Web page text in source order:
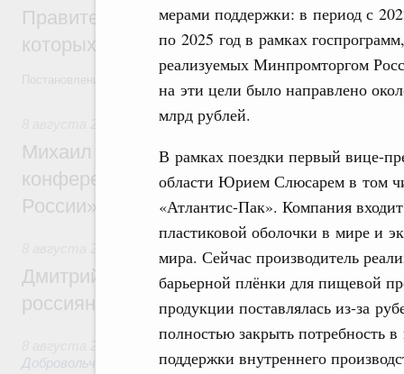
мерами поддержки: в период с
по 2025 год в рамках госпрограмм,
реализуемых Минпромторгом
на эти цели было направлено
млрд рублей.
В рамках поездки первый вице-
области Юрием Слюсарем в том
«Атлантис-Пак». Компания
пластиковой оболочки в мире и
мира. Сейчас производитель
барьерной плёнки для пищевой
продукции поставлялась из‑за
полностью закрыть потребность
поддержки внутреннего
Правительство расширило перечень
которых освобождаются от НДФЛ
Отрасль информационных технологий
Михаил Мишустин дал поручения по
конференции «Цифровая индустрия
России»
Спорт высших достижений и массовый
Дмитрий Чернышенко и Михаил
россиян с Днём физкультурника
Социальные инновации. Некоммерческие
Добровольчество и волонтёрство. Благотворительность